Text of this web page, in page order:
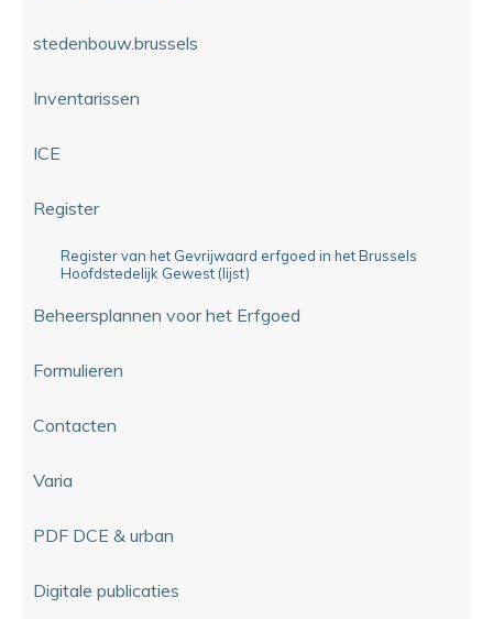
stedenbouw.brussels
Inventarissen
ICE
Register
Register van het Gevrijwaard erfgoed in het Brussels
Hoofdstedelijk Gewest (lijst)
Beheersplannen voor het Erfgoed
Formulieren
Contacten
Varia
PDF DCE & urban
Digitale publicaties